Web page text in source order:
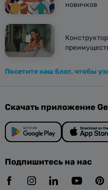
новичков
Посетите наш блог, чтобы
Скачать приложение
Подпишитесь на нас